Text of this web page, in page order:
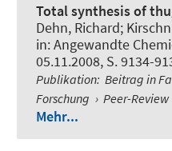
Total synthesis of
Dehn, Richard;
in:Angewandte
05.11.2008, S. 9134-
Publikation: Beitrag in
Forschung › Peer-Review
Mehr...